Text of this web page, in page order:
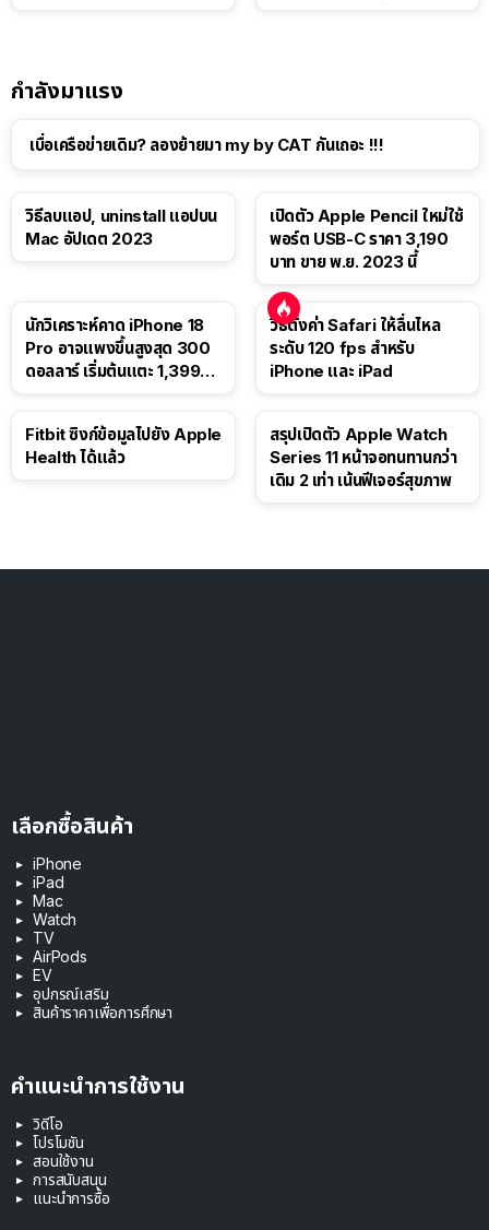
กำลังมาแรง
เบื่อเครือข่ายเดิม? ลองย้ายมา my by CAT กันเถอะ !!!
วิธีลบแอป, uninstall แอปบน
Mac อัปเดต 2023
เปิดตัว Apple Pencil ใหม่ใช้
พอร์ต USB-C ราคา 3,190
บาท ขาย พ.ย. 2023 นี้
นักวิเคราะห์คาด iPhone 18
Pro อาจแพงขึ้นสูงสุด 300
ดอลลาร์ เริ่มต้นแตะ 1,399
วิธีตั้งค่า Safari ให้ลื่นไหล
ระดับ 120 fps สำหรับ
iPhone และ iPad
Fitbit ซิงก์ข้อมูลไปยัง Apple
Health ได้แล้ว
สรุปเปิดตัว Apple Watch
Series 11 หน้าจอทนทานกว่า
เดิม 2 เท่า เน้นฟีเจอร์สุขภาพ
เลือกซื้อสินค้า
iPhone
iPad
Mac
Watch
TV
AirPods
EV
อุปกรณ์เสริม
สินค้าราคาเพื่อการศึกษา
คำแนะนำการใช้งาน
วิดีโอ
โปรโมชัน
สอนใช้งาน
การสนับสนุน
แนะนำการซื้อ